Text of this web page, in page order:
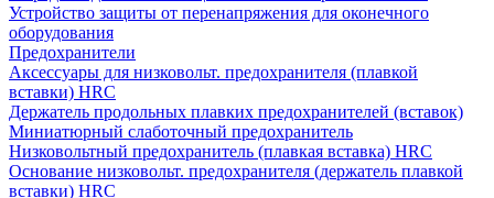
Устройство защиты от перенапряжения для оконечного
оборудования
Предохранители
Аксессуары для низковольт. предохранителя (плавкой
вставки) HRC
Держатель продольных плавких предохранителей (вставок)
Миниатюрный слаботочный предохранитель
Низковольтный предохранитель (плавкая вставка) HRC
Основание низковольт. предохранителя (держатель плавкой
вставки) HRC